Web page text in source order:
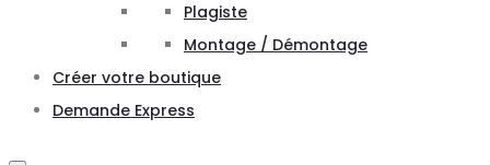
Plagiste
Montage / Démontage
Créer votre boutique
Demande Express